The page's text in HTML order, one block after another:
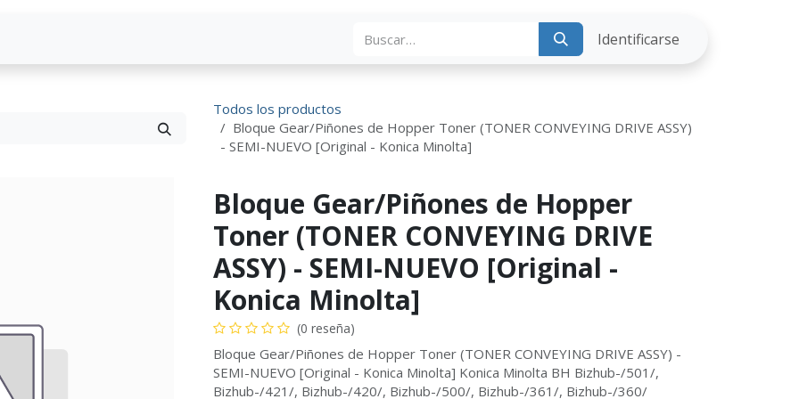
Convocatoria Identificarse
Todos los productos
Bloque Gear/Piñones de Hopper Toner (TONER CONVEYING DRIVE ASSY)
- SEMI-NUEVO [Original - Konica Minolta]
Bloque Gear/Piñones de Hopper
Toner (TONER CONVEYING DRIVE
ASSY) - SEMI-NUEVO [Original -
Konica Minolta]
(0 reseña)
Bloque Gear/Piñones de Hopper Toner (TONER CONVEYING DRIVE ASSY) -
SEMI-NUEVO [Original - Konica Minolta] Konica Minolta BH Bizhub-/501/,
Bizhub-/421/, Bizhub-/420/, Bizhub-/500/, Bizhub-/361/, Bizhub-/360/